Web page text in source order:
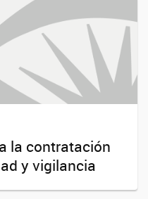
la contratación
y vigilancia